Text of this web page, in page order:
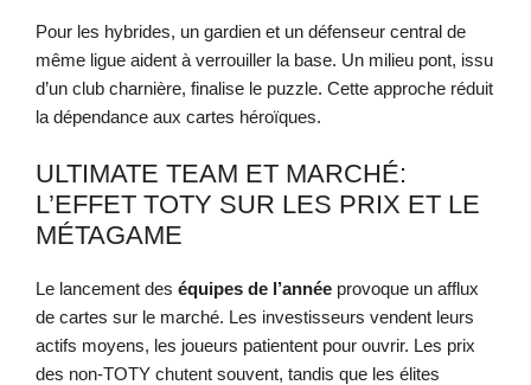
Pour les hybrides, un gardien et un défenseur central de
même ligue aident à verrouiller la base. Un milieu pont, issu
d’un club charnière, finalise le puzzle. Cette approche réduit
la dépendance aux cartes héroïques.
ULTIMATE TEAM ET MARCHÉ:
L’EFFET TOTY SUR LES PRIX ET LE
MÉTAGAME
Le lancement des équipes de l’année provoque un afflux
de cartes sur le marché. Les investisseurs vendent leurs
actifs moyens, les joueurs patientent pour ouvrir. Les prix
des non-TOTY chutent souvent, tandis que les élites